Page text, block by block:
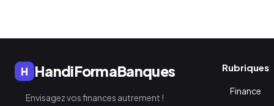
H HandiFormaBanques
Envisagez vos finances autrement !
Rubriques
Finance